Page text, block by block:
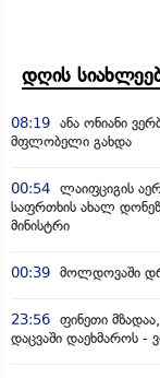
დღის
08:19 ანა ონიანი
მფლობელი გახდა
00:54 ლაიფციგის
საფრთხის ახალ
მინისტრი
00:39 მოლდოვაში
23:56 ფინეთი
დაცვაში დაეხმაროს